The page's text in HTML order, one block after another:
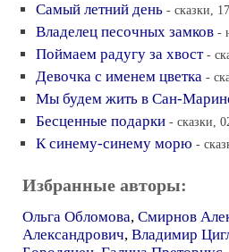
Самый летний день - сказки,
Владелец песочных замков -
Поймаем радугу за хвост -
Девочка с именем цветка -
Мы будем жить в Сан-
Бесценные подарки - сказки,
К синему-синему морю -
Избранные авторы:
Ольга Обломова, Смирнов
Александрович, Владимир